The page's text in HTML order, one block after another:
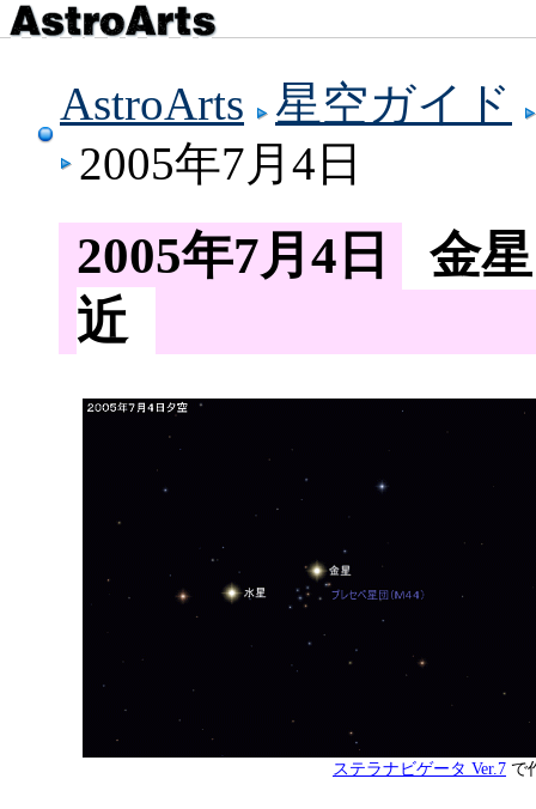
AstroArts
星空ガイド
2005年7月4日
2005年7月4日
金
近
ステラナビゲータ Ver.7 で